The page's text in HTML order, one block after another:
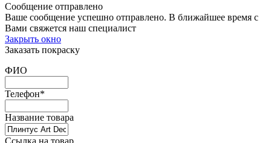
Сообщение отправлено
Ваше сообщение успешно отправлено. В ближайшее время с
Вами свяжется наш специалист
Закрыть окно
Заказать покраску
ФИО
Телефон*
Название товара
Ссылка на товар